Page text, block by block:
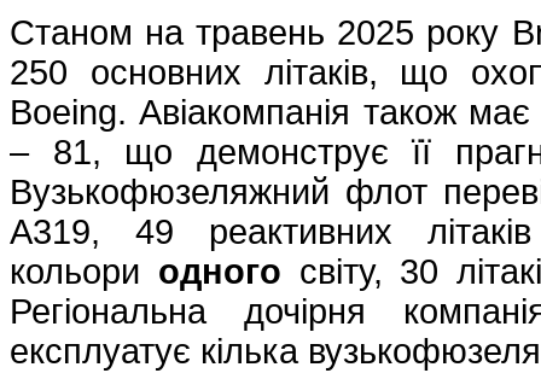
Станом на травень 2025 року
250 основних літаків, що
Boeing. Авіакомпанія також має
– 81, що демонструє її
Вузькофюзеляжний флот
A319, 49 реактивних
кольори одного світу, 30
Регіональна дочірня
експлуатує кілька